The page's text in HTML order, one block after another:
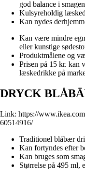
god balance i
Kulsyreholdig
Kan nydes
Kan være mindre
eller kunstige
Produktmålene og
Prisen på 15 kr. kan
læskedrikke på
DRYCK
Link: https://
60514916/
Traditionel blåbær
Kan fortyndes efter
Kan bruges som
Størrelse på 495 ml,